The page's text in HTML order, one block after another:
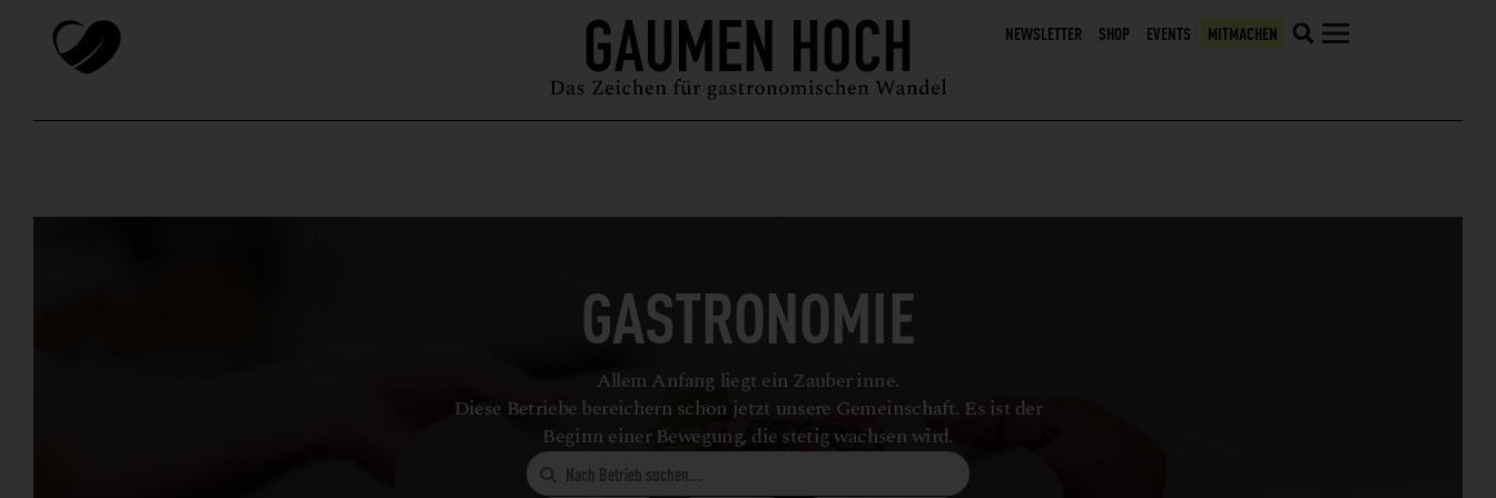
NEWSLETTER SHOP EVENTS MITMACHEN
MAGAZIN GUIDE PODCAST ÜBER UNS SYMPOSIUM
GASTRONOMIE
Allem Anfang liegt ein Zauber inne.
Diese Betriebe bereichern schon jetzt unsere Gemeinschaft. Es ist der
Beginn einer Bewegung, die stetig wachsen wird.
